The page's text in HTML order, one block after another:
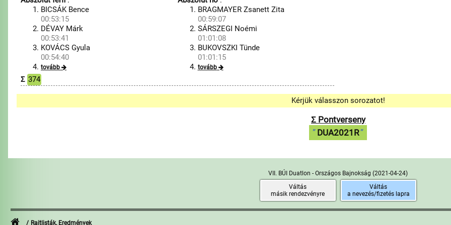
BICSÁK Bence
00:53:15
DÉVAY Márk
00:53:41
KOVÁCS Gyula
00:54:40
tovább
BRAGMAYER Zsanett Zita
00:59:07
SÁRSZEGI Noémi
01:01:08
BUKOVSZKI Tünde
01:01:15
tovább
Σ 374
Kérjük válasszon sorozatot!
Σ Pontverseny
DUA2021R
VII. BÚI Duatlon - Országos Bajnokság(2021-04-24)
Váltás
másik rendezvényre
Váltás
a nevezés/fizetés lapra
Rajtlisták, Eredmények